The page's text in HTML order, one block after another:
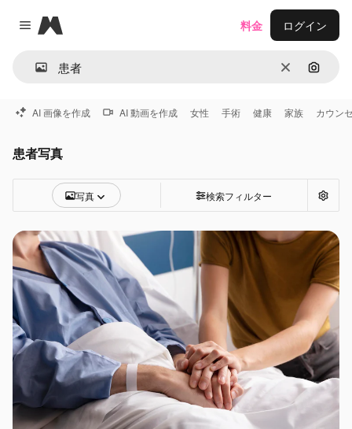
Close menu
Magnific
消去 画像で
料金 ログイン
AI 画像を作成 AI 動画を作成 女性 手術 健康 家族 カウン
患者写真
写真 検索フィルター